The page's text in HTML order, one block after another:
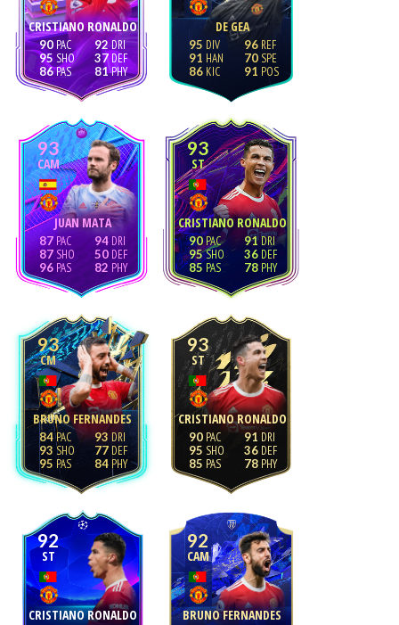
CRISTIANO RONALDO
90
95
86
92
37
81
DE GEA
95
91
86
96
70
91
93
CAM
JUAN MATA
87
87
96
94
50
82
93
ST
CRISTIANO RONALDO
90
95
85
91
36
78
93
CM
BRUNO FERNANDES
84
93
95
93
77
84
93
ST
CRISTIANO RONALDO
90
95
85
91
36
78
92
ST
CRISTIANO RONALDO
92
CAM
BRUNO FERNANDES